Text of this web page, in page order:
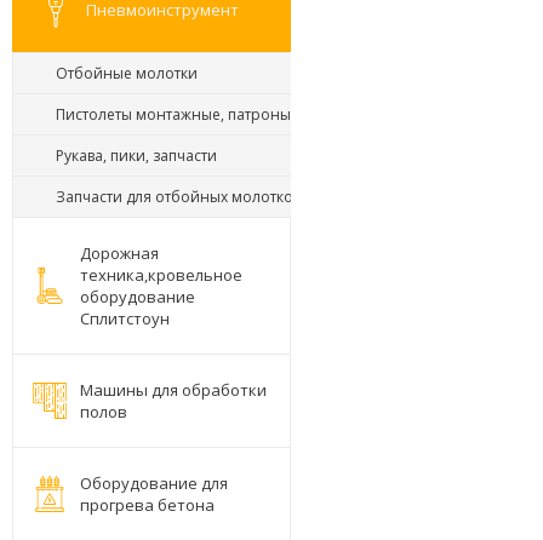
Пневмоинструмент
Отбойные молотки
Пистолеты монтажные, патроны
Рукава, пики, запчасти
Запчасти для отбойных молотков
Дорожная
техника,кровельное
оборудование
Сплитстоун
Машины для обработки
полов
Оборудование для
прогрева бетона